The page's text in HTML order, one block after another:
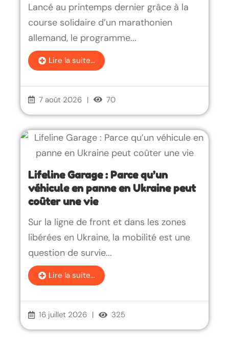
7 août 2026 | 70
Lancé au printemps dernier grâce à la
course solidaire d’un marathonien
allemand, le programme...
Lire la suite…
Lifeline Garage : Parce qu’un
véhicule en panne en Ukraine peut
coûter une vie
16 juillet 2026 | 325
Sur la ligne de front et dans les zones
libérées en Ukraine, la mobilité est une
question de survie...
Lire la suite…